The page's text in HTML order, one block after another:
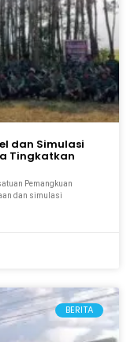
dan Simulasi
Tingkatkan
Pemangkuan
dan simulasi
BERITA